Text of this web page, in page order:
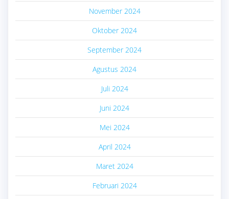
November 2024
Oktober 2024
September 2024
Agustus 2024
Juli 2024
Juni 2024
Mei 2024
April 2024
Maret 2024
Februari 2024